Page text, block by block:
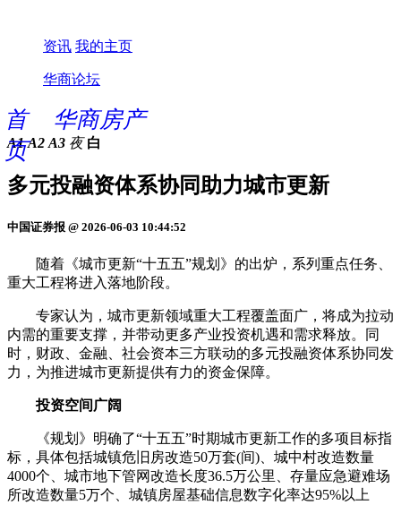
资讯 我的主页
华商论坛
首
页
华商房产
A1 A2 A3 夜 白
多元投融资体系协同助力城市更新
中国证券报 @ 2026-06-03 10:44:52
随着《城市更新“十五五”规划》的出炉，系列重点任务、
重大工程将进入落地阶段。
专家认为，城市更新领域重大工程覆盖面广，将成为拉动
内需的重要支撑，并带动更多产业投资机遇和需求释放。同
时，财政、金融、社会资本三方联动的多元投融资体系协同发
力，为推进城市更新提供有力的资金保障。
投资空间广阔
《规划》明确了“十五五”时期城市更新工作的多项目标指
标，具体包括城镇危旧房改造50万套(间)、城中村改造数量
4000个、城市地下管网改造长度36.5万公里、存量应急避难场
所改造数量5万个、城镇房屋基础信息数字化率达95%以上